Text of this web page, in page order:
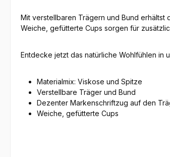
Mit verstellbaren Trägern und Bund erhältst
Weiche, gefütterte Cups sorgen für
Entdecke jetzt das natürliche Wohlfühlen in
Materialmix: Viskose und Spitze
Verstellbare Träger und Bund
Dezenter Markenschriftzug auf den
Weiche, gefütterte Cups